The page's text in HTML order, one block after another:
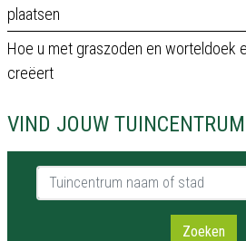
plaatsen
Hoe u met graszoden en worteldoek
creëert
VIND JOUW TUINCENTRUM
Tuincentrum naam of stad
Zoeken